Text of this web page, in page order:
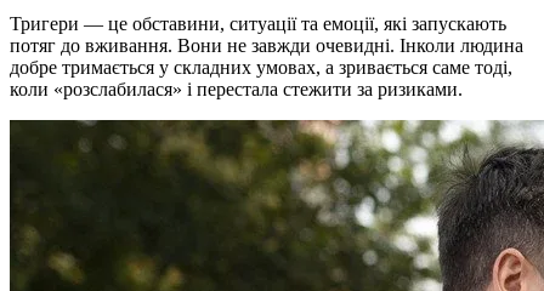
Тригери — це обставини, ситуації та емоції, які запускають
потяг до вживання. Вони не завжди очевидні. Інколи людина
добре тримається у складних умовах, а зривається саме тоді,
коли «розслабилася» і перестала стежити за ризиками.